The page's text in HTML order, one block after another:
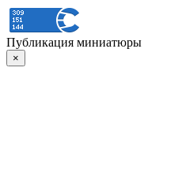
Публикация миниатюры
×